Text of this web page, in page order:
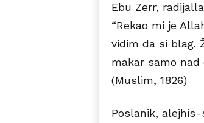
Ebu Zerr,
“Rekao mi je
vidim da si blag.
makar samo nad
(Muslim, 1826)
Poslanik,